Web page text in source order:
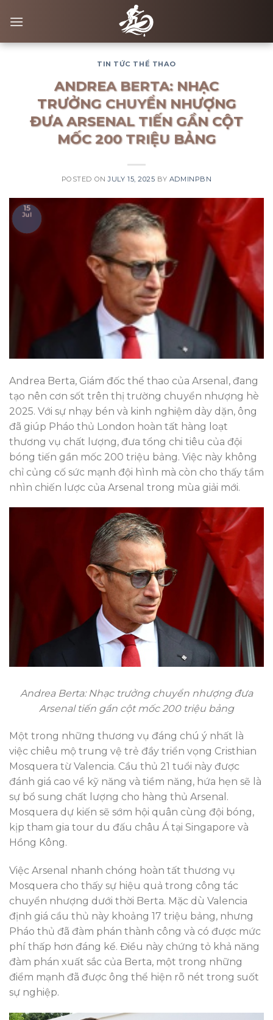
TIN TỨC THỂ THAO
ANDREA BERTA: NHẠC
TRƯỞNG CHUYỂN NHƯỢNG
ĐƯA ARSENAL TIẾN GẦN CỘT
MỐC 200 TRIỆU BẢNG
POSTED ONJULY 15, 2025 BY ADMINPBN
15
Jul
Andrea Berta, Giám đốc thể thao của Arsenal, đang
tạo nên cơn sốt trên thị trường chuyển nhượng hè
2025. Với sự nhạy bén và kinh nghiệm dày dặn, ông
đã giúp Pháo thủ London hoàn tất hàng loạt
thương vụ chất lượng, đưa tổng chi tiêu của đội
bóng tiến gần mốc 200 triệu bảng. Việc này không
chỉ củng cố sức mạnh đội hình mà còn cho thấy tầm
nhìn chiến lược của Arsenal trong mùa giải mới.
Andrea Berta: Nhạc trưởng chuyển nhượng đưa
Arsenal tiến gần cột mốc 200 triệu bảng
Một trong những thương vụ đáng chú ý nhất là
việc chiêu mộ trung vệ trẻ đầy triển vọng Cristhian
Mosquera từ Valencia. Cầu thủ 21 tuổi này được
đánh giá cao về kỹ năng và tiềm năng, hứa hẹn sẽ là
sự bổ sung chất lượng cho hàng thủ Arsenal.
Mosquera dự kiến sẽ sớm hội quân cùng đội bóng,
kịp tham gia tour du đấu châu Á tại Singapore và
Hồng Kông.
Việc Arsenal nhanh chóng hoàn tất thương vụ
Mosquera cho thấy sự hiệu quả trong công tác
chuyển nhượng dưới thời Berta. Mặc dù Valencia
định giá cầu thủ này khoảng 17 triệu bảng, nhưng
Pháo thủ đã đàm phán thành công và có được mức
phí thấp hơn đáng kể. Điều này chứng tỏ khả năng
đàm phán xuất sắc của Berta, một trong những
điểm mạnh đã được ông thể hiện rõ nét trong suốt
sự nghiệp.